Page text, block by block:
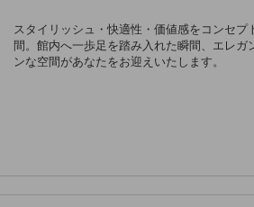
スタイリッシュ・快適性・価値感をコンセプ
間。館内へ一歩足を踏み入れた瞬間、エレガ
ンな空間があなたをお迎えいたします。